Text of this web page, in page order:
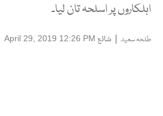
اہلکاروں پر اسلحہ تان لیا۔
طلحہ سعید | شائع April 29, 2019 12:26 PM